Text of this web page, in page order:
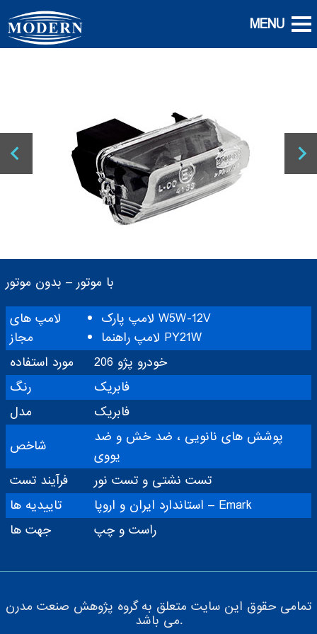
با موتور – بدون موتور
لامپ های
مجاز
لامپ پارک W5W-12V
لامپ راهنما PY21W
مورد استفاده
خودرو پژو 206
رنگ
فابریک
مدل
فابریک
شاخص
پوشش های نانویی ، ضد خش و ضد
یووی
فرآیند تست
تست نشتی و تست نور
تاییدیه ها
استاندارد ایران و اروپا – Emark
جهت ها
راست و چپ
تمامی حقوق این سایت متعلق به گروه پژوهش صنعت مدرن
می باشد.